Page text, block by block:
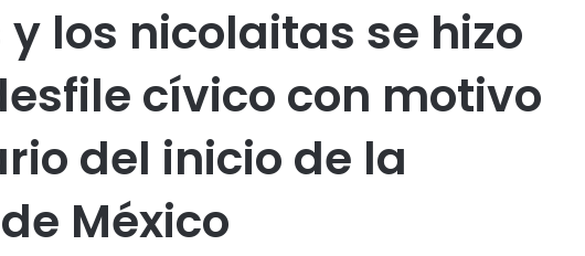
los nicolaitas se hizo
cívico con motivo
del inicio de la
México